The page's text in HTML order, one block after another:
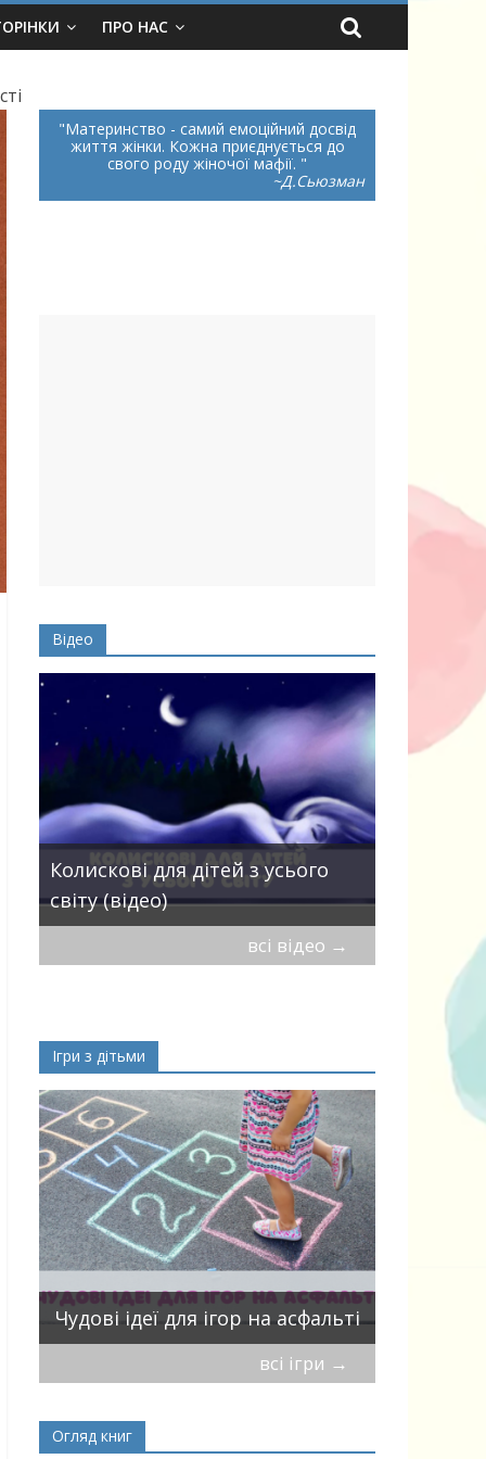
ПРО НАС
Материнство - самий емоційний досвід
життя жінки. Кожна приєднується до
свого роду жіночої мафії.
~Д.Сьюзман
Відео
Колискові для дітей з усього
світу (відео)
всі відео →
Ігри з дітьми
Чудові ідеї для ігор на асфальті
всі ігри →
Огляд книг